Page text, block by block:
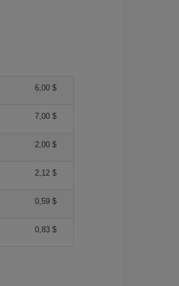
6,00 $
7,00 $
2,00 $
2,12 $
0,59 $
0,83 $